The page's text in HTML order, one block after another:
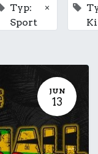
Typ:
Sport
×
JUN
13